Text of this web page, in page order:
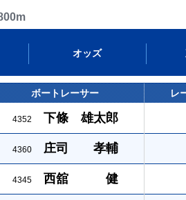
オッズ
ボートレーサー レ
4352 下條 雄太郎
4360 庄司 孝輔
4345 西舘 健